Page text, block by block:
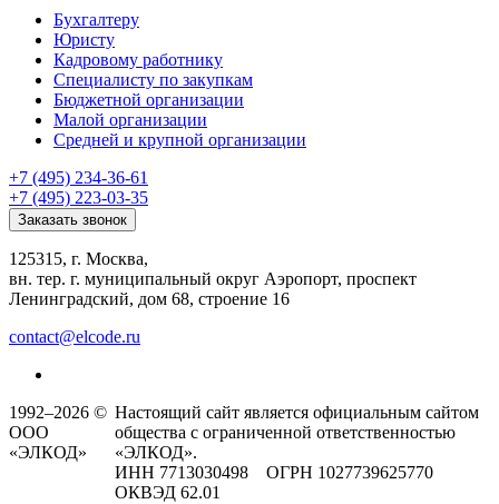
Бухгалтеру
Юристу
Кадровому работнику
Специалисту по закупкам
Бюджетной организации
Малой организации
Средней и крупной организации
+7 (495) 234-36-61
+7 (495) 223-03-35
Заказать звонок
125315, г. Москва,
вн. тер. г. муниципальный округ Аэропорт, проспект
Ленинградский, дом 68, строение 16
contact@elcode.ru
1992–2026 ©
ООО
«ЭЛКОД»
Настоящий сайт является официальным сайтом
общества с ограниченной ответственностью
«ЭЛКОД».
ИНН 7713030498 ОГРН 1027739625770
ОКВЭД 62.01